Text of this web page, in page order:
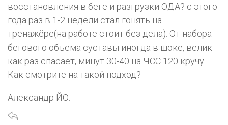
восстановления в беге и разгрузки ОДА? с этого
года раз в 1-2 недели стал гонять на
тренажёре(на работе стоит без дела). От набора
бегового объема суставы иногда в шоке, велик
как раз спасает, минут 30-40 на ЧСС 120 кручу.
Как смотрите на такой подход?
Александр ЙО.